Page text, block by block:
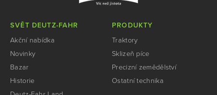
SVĚT DEUTZ-FAHR
Akční nabídka
Novinky
Bazar
Historie
PRODUKTY
Traktory
Sklizeň píce
Precizní zemědělství
Ostatní technika